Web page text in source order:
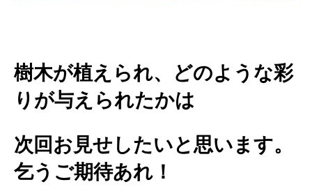
樹木が植えられ、どのような彩
りが与えられたかは
次回お見せしたいと思います。
乞うご期待あれ！